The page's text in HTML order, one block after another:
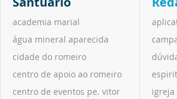
academia marial
água mineral aparecida
cidade do romeiro
centro de apoio ao romeiro
centro de eventos pe. vitor
igreja